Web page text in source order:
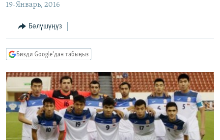
МАДАНИЯТ
ТВ ПРОГРАММАЛАР
БҮГҮН АЗАТТЫКТА
ДАНИСТЕ
ЭЖЕ-СИҢДИЛЕР
АЗАТТЫК+
ЫҢГАЙСЫЗ СУРООЛОР
ПОДКАСТ
Русский
ОНЛАЙН ШЕРИНЕ
19-Январь, 2016
Бөлүшүңүз
Бизди Google'дан табыңыз